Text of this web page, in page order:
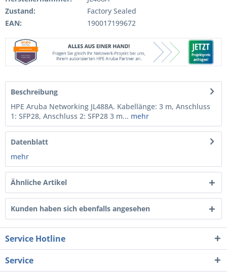
Zustand:
Factory Sealed
EAN:
190017199672
Beschreibung
HPE Aruba Networking JL488A. Kabellänge: 3 m, Anschluss
1: SFP28, Anschluss 2: SFP28 3 m... mehr
Datenblatt
mehr
Ähnliche Artikel
Kunden haben sich ebenfalls angesehen
Service Hotline
Service